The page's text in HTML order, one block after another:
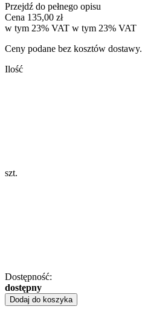
Przejdź do pełnego opisu
Cena 135,00 zł
w tym 23% VAT w tym 23% VAT
Ceny podane bez kosztów dostawy.
Ilość
szt.
Dostępność:
dostępny
Dodaj do koszyka